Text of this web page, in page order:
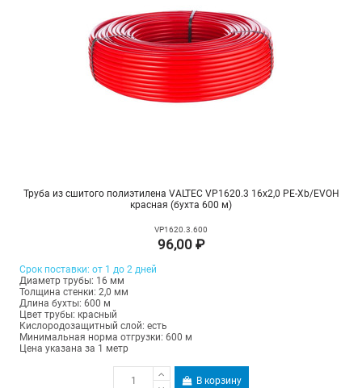
Труба из сшитого полиэтилена VALTEC VP1620.3 16х2,0 PE-Xb/EVOH
красная (бухта 600 м)
VP1620.3.600
96,00 ₽
Срок поставки: от 1 до 2 дней
Диаметр трубы: 16 мм
Толщина стенки: 2,0 мм
Длина бухты: 600 м
Цвет трубы: красный
Кислородозащитный слой: есть
Минимальная норма отгрузки: 600 м
Цена указана за 1 метр
В корзину